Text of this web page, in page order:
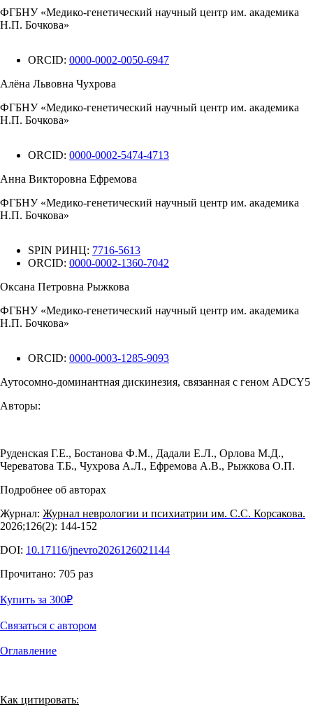
ФГБНУ «Медико-генетический научный центр им. академика
Н.П. Бочкова»
ORCID: 0000-0002-0050-6947
Алёна Львовна Чухрова
ФГБНУ «Медико-генетический научный центр им. академика
Н.П. Бочкова»
ORCID: 0000-0002-5474-4713
Анна Викторовна Ефремова
ФГБНУ «Медико-генетический научный центр им. академика
Н.П. Бочкова»
SPIN РИНЦ: 7716-5613
ORCID: 0000-0002-1360-7042
Оксана Петровна Рыжкова
ФГБНУ «Медико-генетический научный центр им. академика
Н.П. Бочкова»
ORCID: 0000-0003-1285-9093
Аутосомно-доминантная дискинезия, связанная с геном ADCY5
Авторы:
Руденская Г.Е., Бостанова Ф.М., Дадали Е.Л., Орлова М.Д.,
Череватова Т.Б., Чухрова А.Л., Ефремова А.В., Рыжкова О.П.
Подробнее об авторах
Журнал: Журнал неврологии и психиатрии им. С.С. Корсакова.
2026;126(2): 144‑152
DOI: 10.17116/jnevro2026126021144
Прочитано: 705 раз
Купить за 300₽
Связаться с автором
Оглавление
Как цитировать: